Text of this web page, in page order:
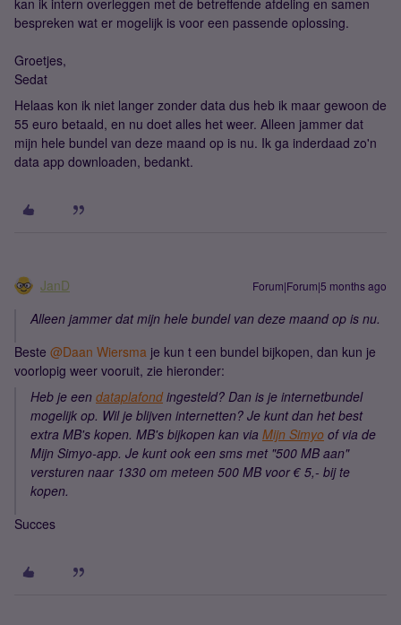
kan ik intern overleggen met de betreffende afdeling en samen
bespreken wat er mogelijk is voor een passende oplossing.
Groetjes,
Sedat
Helaas kon ik niet langer zonder data dus heb ik maar gewoon de
55 euro betaald, en nu doet alles het weer. Alleen jammer dat
mijn hele bundel van deze maand op is nu. Ik ga inderdaad zo'n
data app downloaden, bedankt.
JanD Forum|Forum|5 months ago
Alleen jammer dat mijn hele bundel van deze maand op is nu.
Beste ​ @Daan Wiersma je kun t een bundel bijkopen, dan kun je
voorlopig weer vooruit, zie hieronder:
Heb je een dataplafondingesteld? Dan is je internetbundel
mogelijk op. Wil je blijven internetten? Je kunt dan het best
extra MB's kopen. MB's bijkopen kan via Mijn Simyo of via de
Mijn Simyo-app. Je kunt ook een sms met "500 MB aan"
versturen naar 1330 om meteen 500 MB voor € 5,- bij te
kopen.
Succes